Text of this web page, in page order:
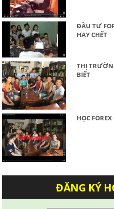
ĐẦU TƯ
HAY CHẾT
THỊ
BIẾT
HỌC
ĐĂNG KÝ